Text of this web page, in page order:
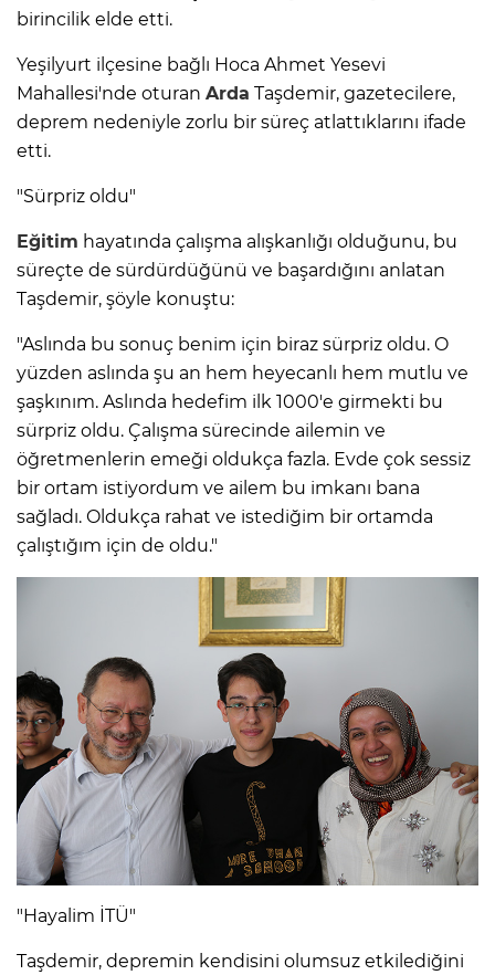
birincilik elde etti.
Yeşilyurt ilçesine bağlı Hoca Ahmet Yesevi
Mahallesi'nde oturan Arda Taşdemir, gazetecilere,
deprem nedeniyle zorlu bir süreç atlattıklarını ifade
etti.
"Sürpriz oldu"
Eğitim hayatında çalışma alışkanlığı olduğunu, bu
süreçte de sürdürdüğünü ve başardığını anlatan
Taşdemir, şöyle konuştu:
"Aslında bu sonuç benim için biraz sürpriz oldu. O
yüzden aslında şu an hem heyecanlı hem mutlu ve
şaşkınım. Aslında hedefim ilk 1000'e girmekti bu
sürpriz oldu. Çalışma sürecinde ailemin ve
öğretmenlerin emeği oldukça fazla. Evde çok sessiz
bir ortam istiyordum ve ailem bu imkanı bana
sağladı. Oldukça rahat ve istediğim bir ortamda
çalıştığım için de oldu."
"Hayalim İTÜ"
Taşdemir, depremin kendisini olumsuz etkilediğini